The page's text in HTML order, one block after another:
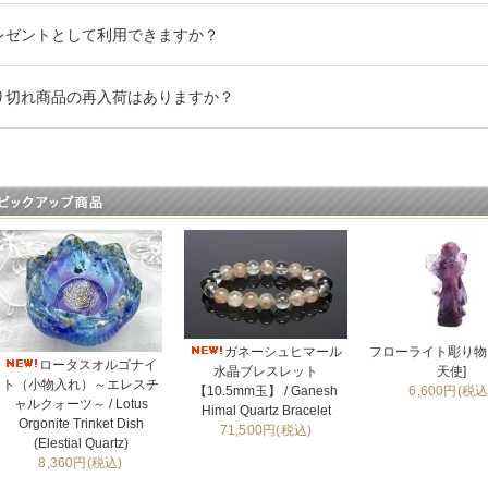
ゼントとして利用できますか？
切れ商品の再入荷はありますか？
ロータスオルゴナイ
ト（小物入れ）～エレスチ
ャルクォーツ～ / Lotus
Orgonite Trinket Dish
(Elestial Quartz)
8,360円(税込)
ガネーシュヒマール
水晶ブレスレット
【10.5mm玉】 / Ganesh
Himal Quartz Bracelet
71,500円(税込)
フローライト彫り
天使]
6,600円(税